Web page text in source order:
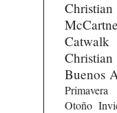
Buenos
Otoño